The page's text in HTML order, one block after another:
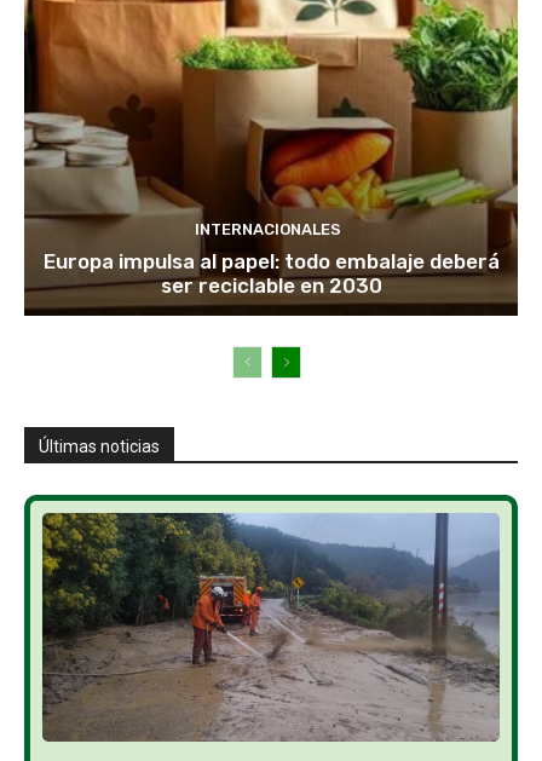
INTERNACIONALES
Europa impulsa al papel: todo embalaje deberá
ser reciclable en 2030
Últimas noticias